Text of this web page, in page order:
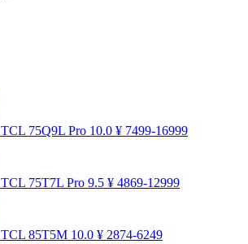
TCL 75Q9L Pro 10.0 ¥ 7499-16999
TCL 75T7L Pro 9.5 ¥ 4869-12999
TCL 85T5M 10.0 ¥ 2874-6249